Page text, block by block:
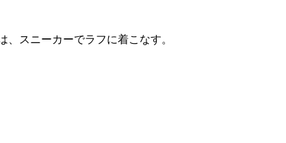
スニーカーでラフに着こなす。